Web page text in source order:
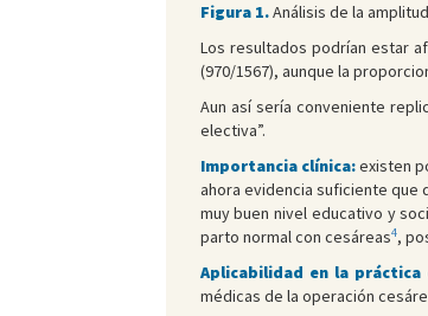
Figura 1.Análisis de la
Los resultados podrían estar
(970/1567), aunque la
Aun así sería conveniente
electiva”.
Importancia clínica:existen
ahora evidencia suficiente que
muy buen nivel educativo y
parto normal con cesáreas4,
Aplicabilidad en la práctica
médicas de la operación